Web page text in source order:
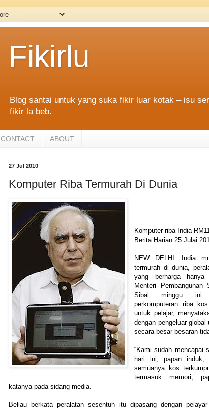
Fikirlu
Blog santai untuk yang suka fikir luar kotak – isu
fikir la beb.
CONTACT ABOUT
27 Jul 2010
Komputer Riba Termurah Di Dunia
Komputer riba India
Berita Harian 25 Julai
NEW DELHI: India
termurah di dunia,
yang berharga hanya
Menteri Pembangunan
Sibal minggu ini
perkomputeran riba
untuk pelajar,
dengan pengeluar
secara besar-besaran
“Kami sudah mencapai
hari ini, papan induk,
semuanya kos
termasuk memori,
katanya pada sidang media.
Beliau berkata peralatan sesentuh itu dipasang dengan